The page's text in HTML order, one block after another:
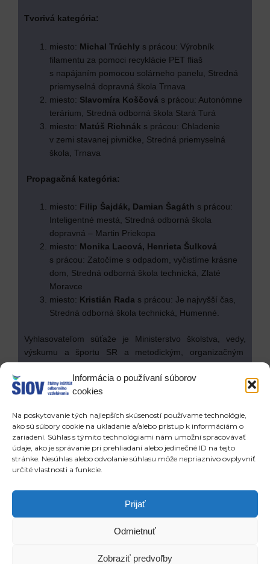
Informácia o používaní súborov
cookies
Na poskytovanie tých najlepších skúseností používame technológie,
ako sú súbory cookie na ukladanie a/alebo prístup k informáciám o
zariadení. Súhlas s týmito technológiami nám umožní spracovávať
údaje, ako je správanie pri prehliadaní alebo jedinečné ID na tejto
stránke. Nesúhlas alebo odvolanie súhlasu môže nepriaznivo ovplyvniť
určité vlastnosti a funkcie.
Prijať
Odmietnuť
Zobraziť predvoľby
Tvorivá kategória:
miesto: Michal Trúchly s prácou: Výrobník
filamentu za pomoci recyklácie PET fliaš
s napájaním pomocou solárneho panelu, Stredná
priemyselná dopravná škola Trnava
miesto: Slavomíra Koščová s prácou: Autonómne
terárium, Stredná odborná škola Stará Turá
miesto: Matúš Richnák s prácou: Chladenie
v zemi stavanej pivničke, Stredná priemyselná
škola, Trnava
Propagačná kategória:
miesto: Filip Šajdák, Damian Šagáth s prácou:
Inteligentné mestá, Stredná odborná škola
dopravná – Martin Priekopa
miesto: Monika Lacová, Henrieta Šulková
s prácou: Zatočíme s odpadom, vyčistíme krásne
dom, Stredná odborná škola technická, Zlaté
Moravce
miesto: Kristián Rada s prácou: Je najvyšší čas,
Stredná odborná škola technická, Humenné.
Vyhlasovateľom súťaže je Ministerstvo školstva, vedy,
výskumu a športu SR a metodickým, organizačným
a odborným garantom je odbor podpory smerovania
mládeže Štátneho inštitútu odborného vzdelávania
v spolupráci so Strednou odbornou školou podnikania
Mladý ekofarmár – súťaž o mlieku už 23 rokov prispieva k zvyšovaniu odborných vedomosti a zručnosti stredoškolákov v agrosektore Pozývame Vás na webinár „Úloha akčných plánov v rozvoji kvality vzdelávania“